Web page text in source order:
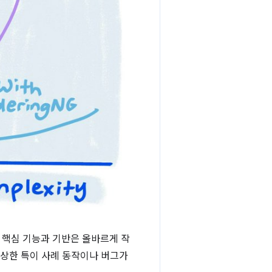
심 기능과 기반은 올바르게 작
한 특이 사례 동작이나 버그가